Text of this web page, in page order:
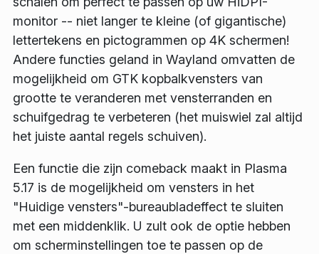
monitor -- niet langer te kleine (of gigantische)
lettertekens en pictogrammen op 4K schermen!
Andere functies geland in Wayland omvatten de
mogelijkheid om GTK kopbalkvensters van
grootte te veranderen met vensterranden en
schuifgedrag te verbeteren (het muiswiel zal altijd
het juiste aantal regels schuiven).
Een functie die zijn comeback maakt in Plasma
5.17 is de mogelijkheid om vensters in het
"Huidige vensters"-bureaubladeffect te sluiten
met een middenklik. U zult ook de optie hebben
om scherminstellingen toe te passen op de